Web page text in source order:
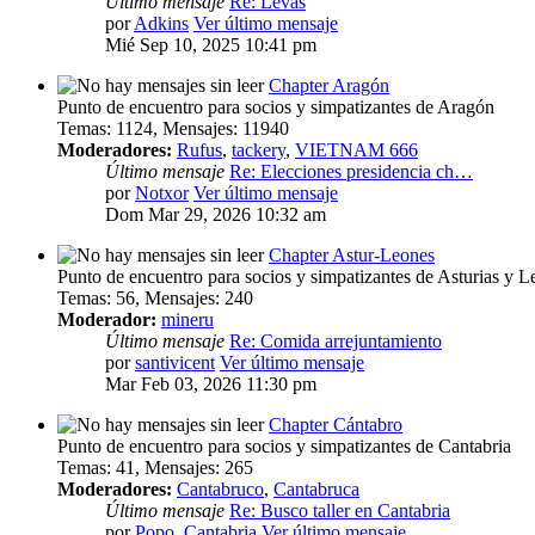
porAdkins Ver último mensaje
Mié Sep 10, 2025 10:41 pm
Chapter Aragón
Punto de encuentro para socios y simpatizantes de Aragón
Temas: 1124, Mensajes: 11940
Moderadores: Rufus, tackery, VIETNAM 666
Último mensaje Re: Elecciones presidencia ch…
porNotxor Ver último mensaje
Dom Mar 29, 2026 10:32 am
Chapter Astur-Leones
Punto de encuentro para socios y simpatizantes de Asturias y
Temas: 56, Mensajes: 240
Moderador: mineru
Último mensaje Re: Comida arrejuntamiento
porsantivicent Ver último mensaje
Mar Feb 03, 2026 11:30 pm
Chapter Cántabro
Punto de encuentro para socios y simpatizantes de Cantabria
Temas: 41 , Mensajes: 265
Moderadores: Cantabruco, Cantabruca
Último mensaje Re: Busco taller en Cantabria